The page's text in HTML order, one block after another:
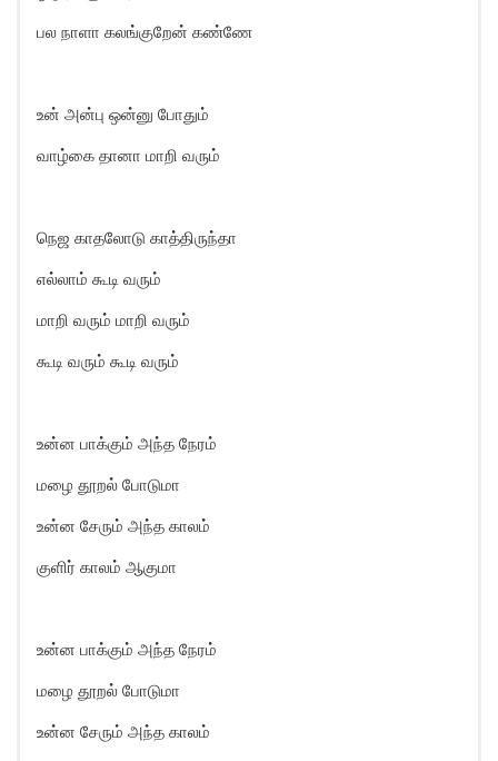
பல நாளா கலங்குறேன் கண்ணே
உன் அன்பு ஒன்னு போதும்
வாழ்கை தானா மாறி வரும்
நெஜ காதலோடு காத்திருந்தா
எல்லாம் கூடி வரும்
மாறி வரும் மாறி வரும்
கூடி வரும் கூடி வரும்
உன்ன பாக்கும் அந்த நேரம்
மழை தூறல் போடுமா
உன்ன சேரும் அந்த காலம்
குளிர் காலம் ஆகுமா
உன்ன பாக்கும் அந்த நேரம்
மழை தூறல் போடுமா
உன்ன சேரும் அந்த காலம்